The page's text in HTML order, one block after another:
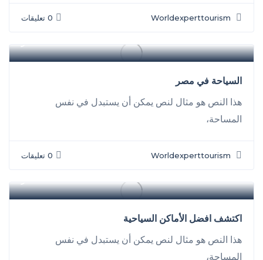
Worldexperttourism 0 تعليقات
السياحة في مصر
هذا النص هو مثال لنص يمكن أن يستبدل في نفس
المساحة،
Worldexperttourism 0 تعليقات
اكتشف افضل الأماكن السياحية
هذا النص هو مثال لنص يمكن أن يستبدل في نفس
المساحة،